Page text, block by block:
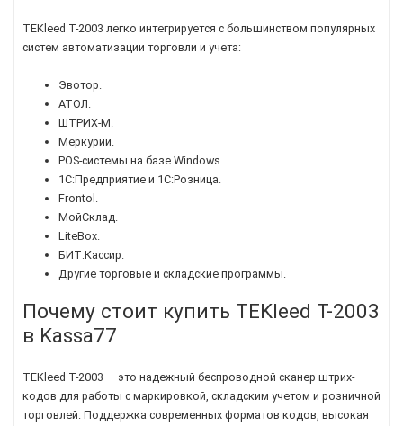
TEKleed T-2003 легко интегрируется с большинством популярных
систем автоматизации торговли и учета:
Эвотор.
АТОЛ.
ШТРИХ-М.
Меркурий.
POS-системы на базе Windows.
1С:Предприятие и 1С:Розница.
Frontol.
МойСклад.
LiteBox.
БИТ:Кассир.
Другие торговые и складские программы.
Почему стоит купить TEKleed T-2003
в Kassa77
TEKleed T-2003 — это надежный беспроводной сканер штрих-
кодов для работы с маркировкой, складским учетом и розничной
торговлей. Поддержка современных форматов кодов, высокая